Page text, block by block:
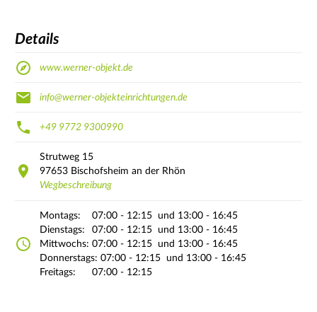
Details
www.werner-objekt.de
info@werner-objekteinrichtungen.de
+49 9772 9300990
Strutweg 15
97653 Bischofsheim an der Rhön
Wegbeschreibung
Montags: 07:00 - 12:15
und 13:00 - 16:45
Dienstags:
07:00 - 12:15
und 13:00 - 16:45
Mittwochs: 07:00 - 12:15
und 13:00 - 16:45
Donnerstags: 07:00 - 12:15
und 13:00 - 16:45
Freitags:
07:00 - 12:15